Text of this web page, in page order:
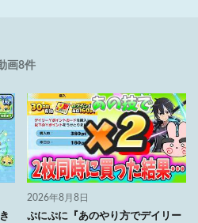
画8件
2026年8月8日
ぷにぷに『あのやり方でデイリー